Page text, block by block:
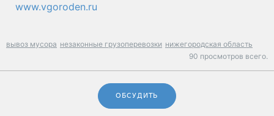
www.vgoroden.ru
вывоз мусора незаконные грузоперевозки нижегородская область
90 просмотров всего.
ОБСУДИТЬ